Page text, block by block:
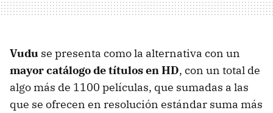
Vudu se presenta como la alternativa con un
mayor catálogo de títulos en HD, con un total de
algo más de 1100 películas, que sumadas a las
que se ofrecen en resolución estándar suma más